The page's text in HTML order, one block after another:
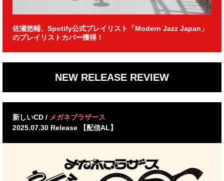
佐瀬悠輔、Spotify公式プレイリスト「Modern Jazz Japan」
のプレイリストカバー獲得！
NEW RELEASE REVIEW
新しいCD / メガネブラザース
2025.07.30 Release 【配信AL】